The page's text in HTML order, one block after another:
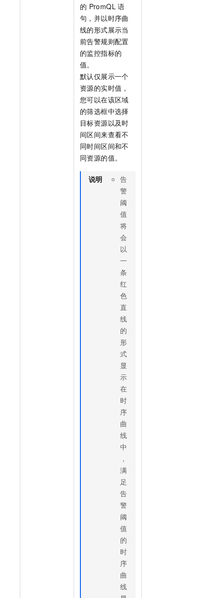
的 PromQL 语
句，并以时序曲
线的形式展示当
前告警规则配置
的监控指标的
值。
默认仅展示一个
资源的实时值，
您可以在该区域
的筛选框中选择
目标资源以及时
间区间来查看不
同时间区间和不
同资源的值。
说明
告
警
阈
值
将
会
以
一
条
红
色
直
线
的
形
式
显
示
在
时
序
曲
线
中
，
满
足
告
警
阈
值
的
时
序
曲
线